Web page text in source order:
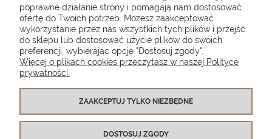
O NAS
Poduszki ogrodowe Setgarden.com | Lubelska 1A, 10-409 Olsztyn |
NIP: 7391986025
(+48) 885 281 885 biuro@setgarden.com
FACEBOOK PINTEREST
poprawne działanie strony i pomagają nam dostosować
ofertę do Twoich potrzeb. Możesz zaakceptować
wykorzystanie przez nas wszystkich tych plików i przejść
do sklepu lub dostosować użycie plików do swoich
preferencji, wybierając opcję "Dostosuj zgody".
Więcej o plikach cookies przeczytasz w naszej Polityce
prywatności.
ZAAKCEPTUJ TYLKO NIEZBĘDNE
DOSTOSUJ ZGODY